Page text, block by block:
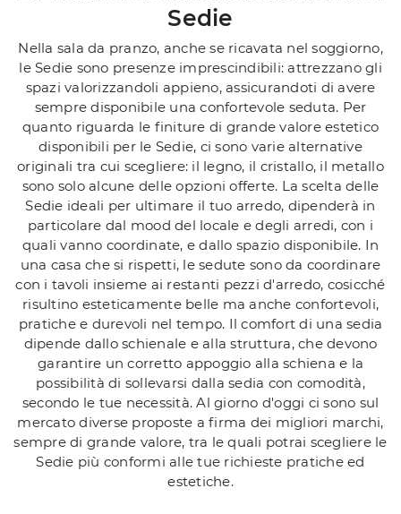
Sedie
Nella sala da pranzo, anche se ricavata nel soggiorno,
le Sedie sono presenze imprescindibili: attrezzano gli
spazi valorizzandoli appieno, assicurandoti di avere
sempre disponibile una confortevole seduta. Per
quanto riguarda le finiture di grande valore estetico
disponibili per le Sedie, ci sono varie alternative
originali tra cui scegliere: il legno, il cristallo, il metallo
sono solo alcune delle opzioni offerte. La scelta delle
Sedie ideali per ultimare il tuo arredo, dipenderà in
particolare dal mood del locale e degli arredi, con i
quali vanno coordinate, e dallo spazio disponibile. In
una casa che si rispetti, le sedute sono da coordinare
con i tavoli insieme ai restanti pezzi d'arredo, cosicché
risultino esteticamente belle ma anche confortevoli,
pratiche e durevoli nel tempo. Il comfort di una sedia
dipende dallo schienale e alla struttura, che devono
garantire un corretto appoggio alla schiena e la
possibilità di sollevarsi dalla sedia con comodità,
secondo le tue necessità. Al giorno d'oggi ci sono sul
mercato diverse proposte a firma dei migliori marchi,
sempre di grande valore, tra le quali potrai scegliere le
Sedie più conformi alle tue richieste pratiche ed
estetiche.